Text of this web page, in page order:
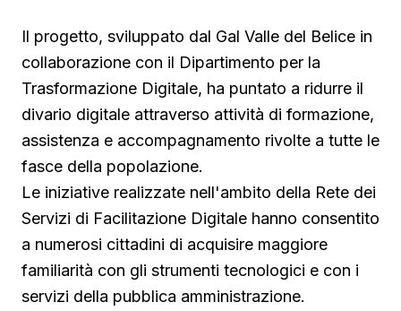
Il progetto, sviluppato dal Gal Valle del Belice in
collaborazione con il Dipartimento per la
Trasformazione Digitale, ha puntato a ridurre il
divario digitale attraverso attività di formazione,
assistenza e accompagnamento rivolte a tutte le
fasce della popolazione.
Le iniziative realizzate nell'ambito della Rete dei
Servizi di Facilitazione Digitale hanno consentito
a numerosi cittadini di acquisire maggiore
familiarità con gli strumenti tecnologici e con i
servizi della pubblica amministrazione.